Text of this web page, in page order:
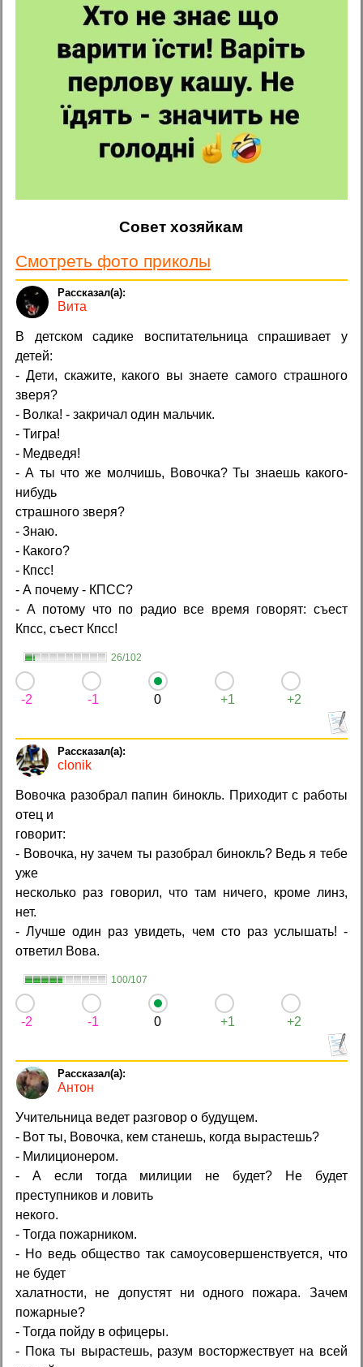
Совет хозяйкам
Смотреть фото приколы
Вита
В детском садике воспитательница спрашивает у
детей:
- Дети, скажите, какого вы знаете самого страшного
зверя?
- Волка! - закричал один мальчик.
- Тигра!
- Медведя!
- А ты что же молчишь, Вовочка? Ты знаешь какого-
нибудь
страшного зверя?
- 3наю.
- Какого?
- Кпсс!
- А почему - КПСС?
- А потому что по радио все время говорят: съест
Кпсс, съест Кпсс!
26/102
-2 -1 0 +1 +2
clonik
Вовочка разобрал папин бинокль. Приходит с работы
отец и
говорит:
- Вовочка, ну зачем ты разобрал бинокль? Ведь я тебе
уже
несколько раз говорил, что там ничего, кроме линз,
нет.
- Лучше один раз увидеть, чем сто раз услышать! -
ответил Вова.
100/107
-2 -1 0 +1 +2
Антон
Учительница ведет разговор о будущем.
- Вот ты, Вовочка, кем станешь, когда вырастешь?
- Милиционером.
- А если тогда милиции не будет? Не будет
преступников и ловить
некого.
- Тогда пожарником.
- Но ведь общество так самоусовершенствуется, что
не будет
халатности, не допустят ни одного пожара. Зачем
пожарные?
- Тогда пойду в офицеры.
- Пока ты вырастешь, разум восторжествует на всей